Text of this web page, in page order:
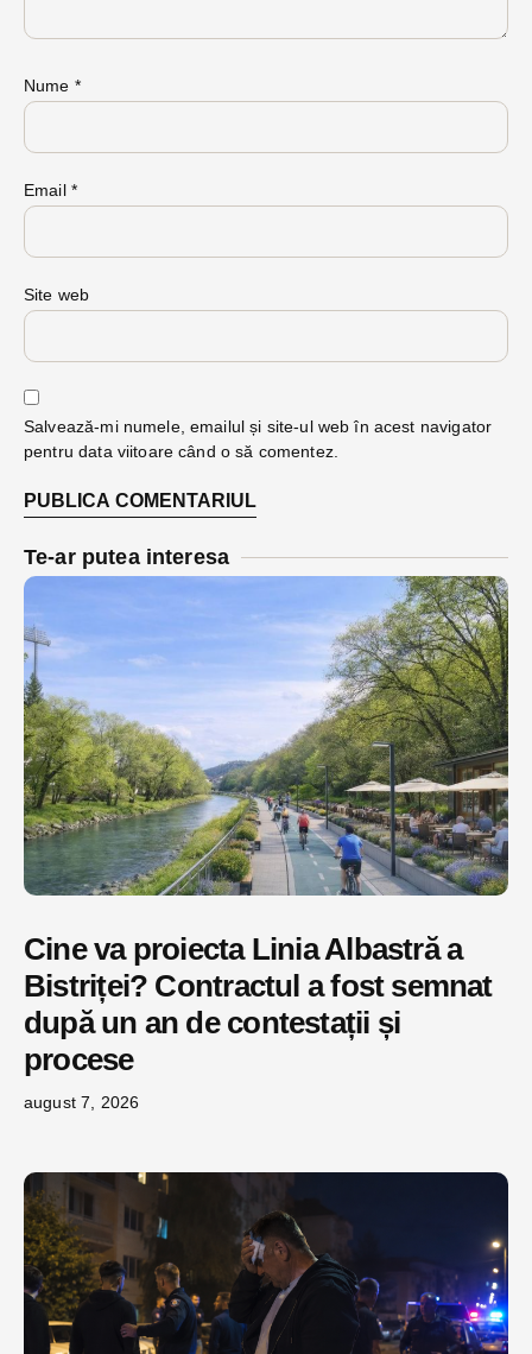
Nume *
Email *
Site web
Salvează-mi numele, emailul și site-ul web în acest navigator
pentru data viitoare când o să comentez.
Te-ar putea interesa
Cine va proiecta Linia Albastră a
Bistriței? Contractul a fost semnat
după un an de contestații și
procese
august 7, 2026